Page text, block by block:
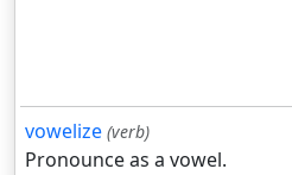
vowelize (verb)
Pronounce as a vowel.